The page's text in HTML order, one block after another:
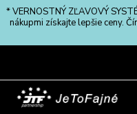
* VERNOSTNÝ ZĽAVOVÝ
nákupmi získajte lepšie ceny.